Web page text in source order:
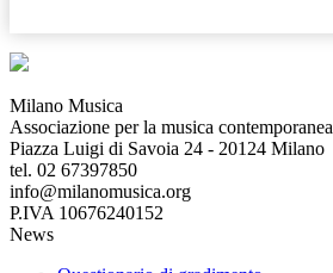
Milano Musica
Associazione per la musica contemporanea
Piazza Luigi di Savoia 24 - 20124 Milano
tel. 02 67397850
info@milanomusica.org
P.IVA 10676240152
News